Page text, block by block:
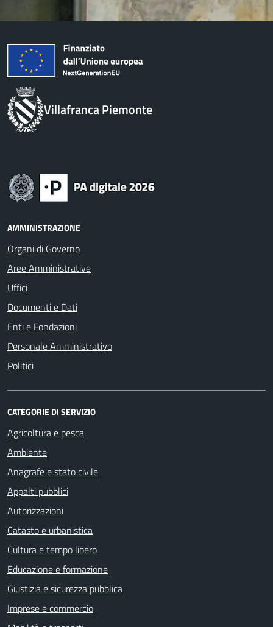
Villafranca Piemonte
AMMINISTRAZIONE
Organi di Governo
Aree Amministrative
Uffici
Documenti e Dati
Enti e Fondazioni
Personale Amministrativo
Politici
CATEGORIE DI SERVIZIO
Agricoltura e pesca
Ambiente
Anagrafe e stato civile
Appalti pubblici
Autorizzazioni
Catasto e urbanistica
Cultura e tempo libero
Educazione e formazione
Giustizia e sicurezza pubblica
Imprese e commercio